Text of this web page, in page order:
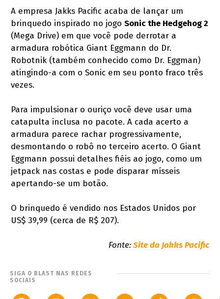
A empresa Jakks Pacific acaba de lançar um
brinquedo inspirado no jogoSonic the Hedgehog 2
(Mega Drive) em que você pode derrotar a
armadura robótica Giant Eggmann do Dr.
Robotnik (também conhecido como Dr. Eggman)
atingindo-a com o Sonic em seu ponto fraco três
vezes.
Para impulsionar o ouriço você deve usar uma
catapulta inclusa no pacote. A cada acerto a
armadura parece rachar progressivamente,
desmontando o robô no terceiro acerto. O Giant
Eggmann possui detalhes fiéis ao jogo, como um
jetpack nas costas e pode disparar mísseis
apertando-se um botão.
O brinquedo é vendido nos Estados Unidos por
US$ 39,99 (cerca de R$ 207).
Fonte:Site da Jakks Pacific
SIGA O BLAST NAS REDES
SOCIAIS